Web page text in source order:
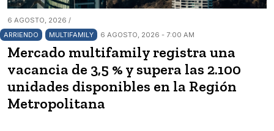
6 AGOSTO, 2026 /
ARRIENDO
MULTIFAMILY 6 AGOSTO, 2026 - 7:00 AM
Mercado multifamily registra una
vacancia de 3,5 % y supera las 2.100
unidades disponibles en la Región
Metropolitana